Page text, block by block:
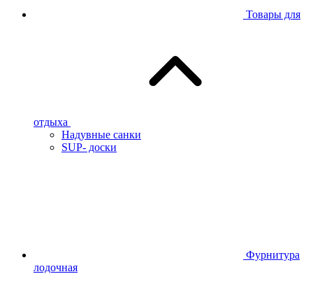
Товары для
отдыха
Надувные санки
SUP- доски
Фурнитура
лодочная